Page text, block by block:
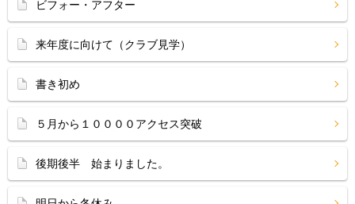
ビフォー・アフター
来年度に向けて（クラブ見学）
書き初め
５月から１００００アクセス突破
後期後半 始まりました。